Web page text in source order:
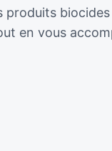
produits
en vous